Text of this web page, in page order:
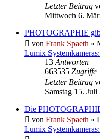
Letzter Beitrag
Mittwoch 6.
PHOTOGRAPHIE
von Frank Spaeth »
Lumix
13 Antworten
663535 Zugriffe
Letzter Beitrag
Samstag 15.
Die
von Frank Spaeth »
Lumix